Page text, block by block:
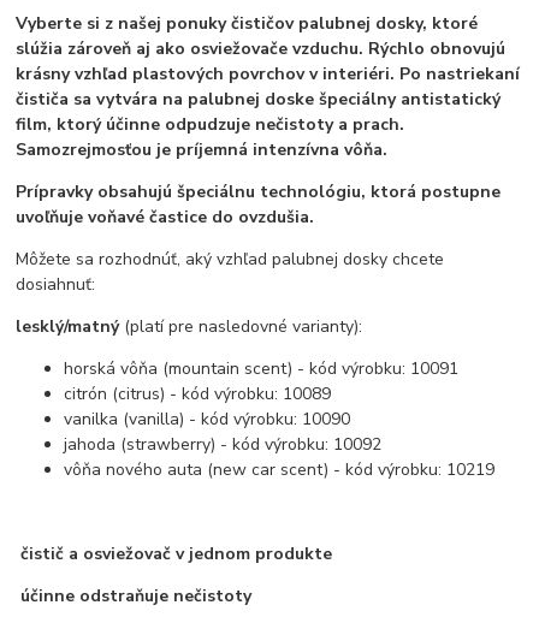
Vyberte si z našej ponuky čističov palubnej dosky, ktoré
slúžia zároveň aj ako osviežovače vzduchu. Rýchlo obnovujú
krásny vzhľad plastových povrchov v interiéri. Po nastriekaní
čističa sa vytvára na palubnej doske špeciálny antistatický
film, ktorý účinne odpudzuje nečistoty a prach.
Samozrejmosťou je príjemná intenzívna vôňa.
Prípravky obsahujú špeciálnu technológiu, ktorá postupne
uvoľňuje voňavé častice do ovzdušia.
Môžete sa rozhodnúť, aký vzhľad palubnej dosky chcete
dosiahnuť:
lesklý/matný(platí pre nasledovné varianty):
horská vôňa (mountain scent) - kód výrobku: 10091
citrón (citrus) - kód výrobku: 10089
vanilka (vanilla) - kód výrobku: 10090
jahoda (strawberry) - kód výrobku: 10092
vôňa nového auta (new car scent) - kód výrobku: 10219
čistič a osviežovač v jednom produkte
účinne odstraňuje nečistoty